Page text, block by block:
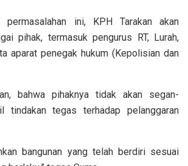
permasalahan ini, KPH Tarakan akan
pihak, termasuk pengurus RT, Lurah,
aparat penegak hukum (Kepolisian dan
bahwa pihaknya tidak akan segan-
tindakan tegas terhadap pelanggaran
bangunan yang telah berdiri sesuai